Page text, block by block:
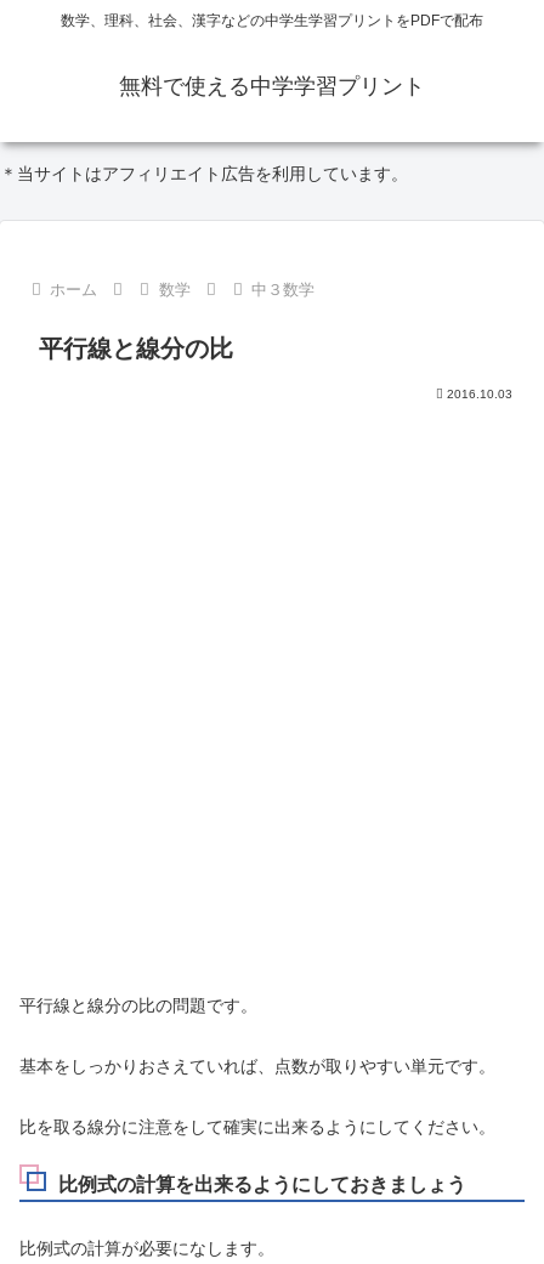
数学、理科、社会、漢字などの中学生学習プリントをPDFで配布
無料で使える中学学習プリント
＊当サイトはアフィリエイト広告を利用しています。
ホーム 数学 中３数学
平行線と線分の比
2016.10.03
平行線と線分の比の問題です。
基本をしっかりおさえていれば、点数が取りやすい単元です。
比を取る線分に注意をして確実に出来るようにしてください。
比例式の計算を出来るようにしておきましょう
比例式の計算が必要になします。